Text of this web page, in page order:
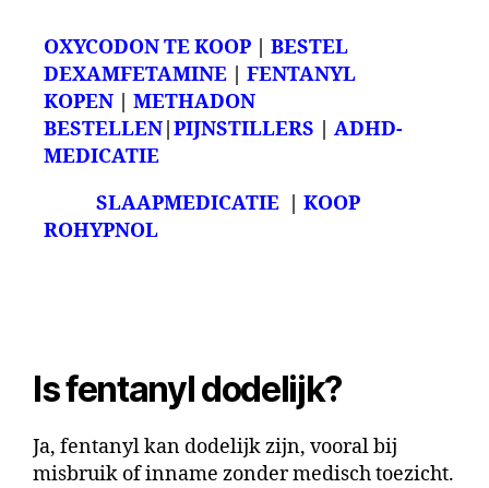
OXYCODON TE KOOP
BESTEL
DEXAMFETAMINE
FENTANYL
KOPEN
METHADON
BESTELLEN PIJNSTILLERS
ADHD-
MEDICATIE
SLAAPMEDICATIE
KOOP
ROHYPNOL
Is fentanyl dodelijk?
Ja, fentanyl kan dodelijk zijn, vooral bij
misbruik of inname zonder medisch toezicht.